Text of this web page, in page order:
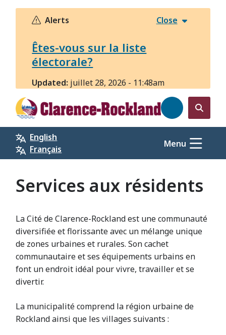
Aller
principal
Alerts Close
Êtes-vous sur la liste
électorale?
Updated: juillet 28, 2026 - 11:48am
Open
the
search
form
English
Français
Menu
Services aux résidents
La Cité de Clarence-Rockland est une communauté
diversifiée et florissante avec un mélange unique
de zones urbaines et rurales. Son cachet
communautaire et ses équipements urbains en
font un endroit idéal pour vivre, travailler et se
divertir.
La municipalité comprend la région urbaine de
Rockland ainsi que les villages suivants :